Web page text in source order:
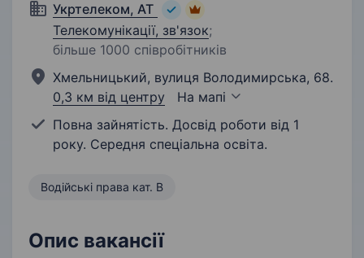
Укртелеком, АТ
Телекомунікації, зв'язок;
більше 1000 співробітників
Хмельницький, вулиця Володимирська, 68.
0,3 км від центру
На мапі
Повна зайнятість. Досвід роботи від 1
року. Середня спеціальна освіта.
Водійські права кат. B
Опис вакансії